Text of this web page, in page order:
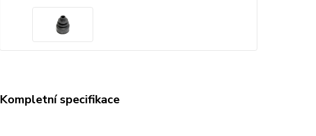
Kompletní specifikace